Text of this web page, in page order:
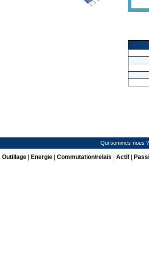
Qui sommes-nous ?
Outillage| Energie| Commutation/relais Actif|